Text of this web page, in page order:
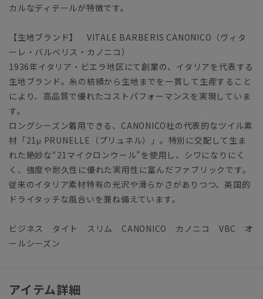
カルなディテールが特徴です。
【生地ブランド】 VITALE BARBERIS CANONICO（ヴィタ
ーレ・バルべリス・カノニコ）
1936年イタリア・ビエラ地区にて創業の、イタリアを代表する
生地ブランド。糸の紡績から生地までを一貫して生産すること
により、高品質で優れたコストパフォーマンスを実現していま
す。
ロングシーズン着用できる、CANONICO社の代表的なツイル素
材「21μ PRUNELLE（プリュネル）」。特別に交配して生ま
れた絶妙な“21マイクロンウール”を使用し、シワになりにく
く、強度や耐久性に優れた実用性に富んだファブリックです。
従来のイタリア素材特有の光沢や滑らかさがありつつ、英国的
ドライタッチな風合いを兼ね備えています。
ビジネス タイト スリム CANONICO カノニコ VBC オ
ールシーズン
アイテム詳細